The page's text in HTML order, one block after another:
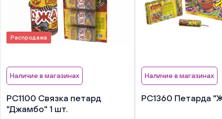
Распродажа
Наличие в магазинах
РС1100 Связка петард
"Джамбо" 1 шт.
Наличие в магазинах
РС1360 Петарда